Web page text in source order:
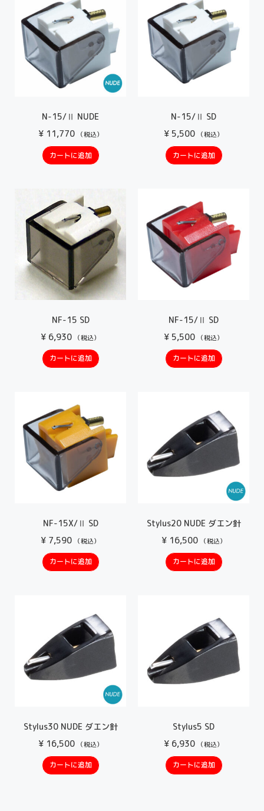
N-15/Ⅱ NUDE
¥11,770 （税込）
カートに追加
N-15/Ⅱ SD
¥ 5,500 （税込）
カートに追加
NF-15 SD
¥ 6,930 （税込）
カートに追加
NF-15/Ⅱ SD
¥ 5,500 （税込）
カートに追加
NF-15X/Ⅱ SD
¥ 7,590 （税込）
カートに追加
Stylus20 NUDE ダエン針
¥16,500 （税込）
カートに追加
Stylus30 NUDE ダエン針
¥16,500 （税込）
カートに追加
Stylus5 SD
¥ 6,930 （税込）
カートに追加